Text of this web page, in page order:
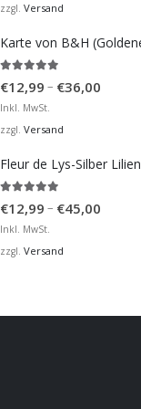
zzgl. Versand
€12,99 – €36,00
Inkl. MwSt.
zzgl. Versand
Fleur de Lys-Silber Lilien
€12,99 – €45,00
Inkl. MwSt.
zzgl. Versand